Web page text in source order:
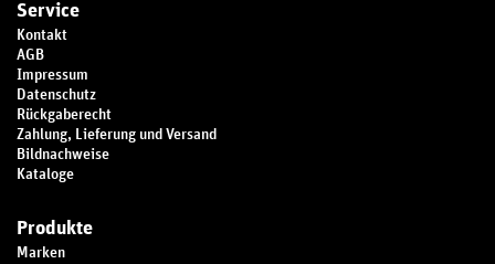
Service
Kontakt
AGB
Impressum
Datenschutz
Rückgaberecht
Zahlung, Lieferung und Versand
Bildnachweise
Kataloge
Produkte
Marken